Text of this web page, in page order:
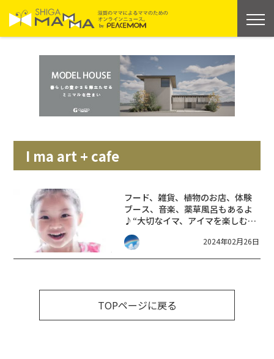
I ma art + cafe
フード、雑貨、植物のお店、体験
ブース、音楽、薬草風呂もあるよ
♪“大切なイマ、アイマを楽しむイ
ベント”【MAIIMA】
2024年02月26日
TOPページに戻る